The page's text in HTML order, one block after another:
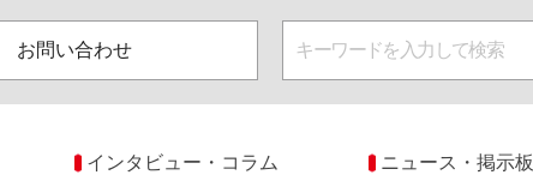
お問い合わせ
インタビュー・コラム ニュース・掲示板